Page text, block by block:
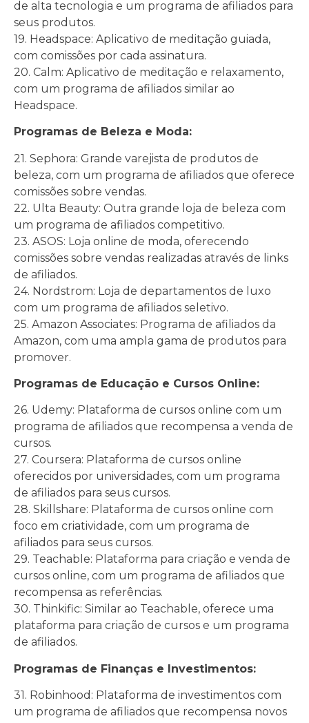
de alta tecnologia e um programa de afiliados para
seus produtos.
19. Headspace: Aplicativo de meditação guiada,
com comissões por cada assinatura.
20. Calm: Aplicativo de meditação e relaxamento,
com um programa de afiliados similar ao
Headspace.
Programas de Beleza e Moda:
21. Sephora: Grande varejista de produtos de
beleza, com um programa de afiliados que oferece
comissões sobre vendas.
22. Ulta Beauty: Outra grande loja de beleza com
um programa de afiliados competitivo.
23. ASOS: Loja online de moda, oferecendo
comissões sobre vendas realizadas através de links
de afiliados.
24. Nordstrom: Loja de departamentos de luxo
com um programa de afiliados seletivo.
25. Amazon Associates: Programa de afiliados da
Amazon, com uma ampla gama de produtos para
promover.
Programas de Educação e Cursos Online:
26. Udemy: Plataforma de cursos online com um
programa de afiliados que recompensa a venda de
cursos.
27. Coursera: Plataforma de cursos online
oferecidos por universidades, com um programa
de afiliados para seus cursos.
28. Skillshare: Plataforma de cursos online com
foco em criatividade, com um programa de
afiliados para seus cursos.
29. Teachable: Plataforma para criação e venda de
cursos online, com um programa de afiliados que
recompensa as referências.
30. Thinkific: Similar ao Teachable, oferece uma
plataforma para criação de cursos e um programa
de afiliados.
Programas de Finanças e Investimentos:
31. Robinhood: Plataforma de investimentos com
um programa de afiliados que recompensa novos